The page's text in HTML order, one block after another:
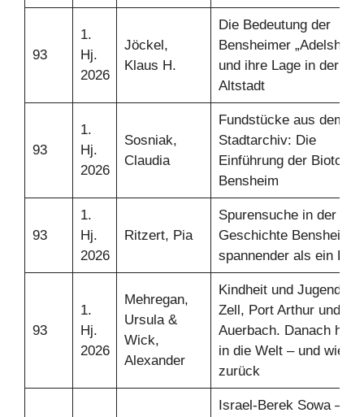
93
1.
Hj.
2026
Jöckel,
Klaus H.
Die Bedeutung der
Bensheimer „Adelshöfe“
und ihre Lage in der
Altstadt
93
1.
Hj.
2026
Sosniak,
Claudia
Fundstücke aus dem
Stadtarchiv: Die
Einführung der
Bensheim
93
1.
Hj.
2026
Ritzert, Pia
Spurensuche in der
Geschichte Bensheims:
spannender als ein
93
1.
Hj.
2026
Mehregan,
Ursula &
Wick,
Alexander
Kindheit und Jugend in
Zell, Port Arthur und
Auerbach. Danach
in die Welt – und wieder
zurück
Israel-Berek Sowa –